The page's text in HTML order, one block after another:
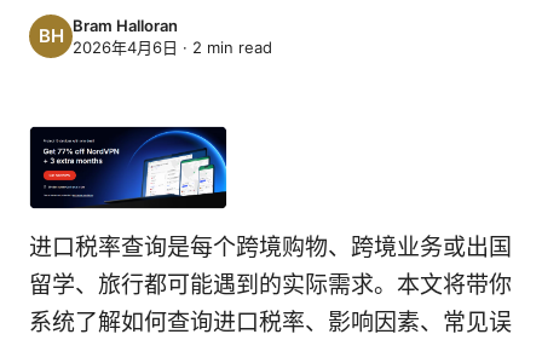
Bram Halloran
2026年4月6日 · 2 min read
进口税率查询是每个跨境购物、跨境业务或出国
留学、旅行都可能遇到的实际需求。本文将带你
系统了解如何查询进口税率、影响因素、常见误